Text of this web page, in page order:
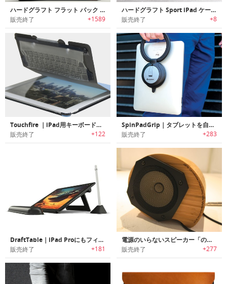
ハードグラフト フラット パック / ヘリテージ
販売終了 +1589
ハードグラフト Sport iPad ケース & スタンド / ヘリテージ
販売終了 +8
Touchfire ｜iPad用キーボードケース
販売終了 +122
SpinPadGrip｜タブレットを自在に操るユニバーサルタブレットホルダー「スピンパッドグリップ」
販売終了 +283
DraftTable｜iPad Proにもフィットするエルゴデザインスタンド
販売終了 +181
電源のいらないスピーカー「の音PRO竹」
販売終了 +277